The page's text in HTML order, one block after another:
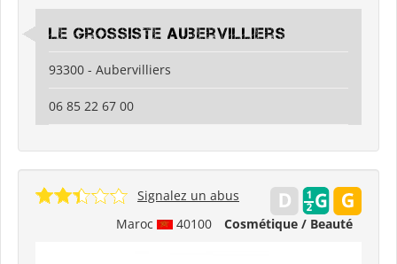
Le Grossiste Aubervilliers
93300 - Aubervilliers
06 85 22 67 00
Maroc 40100 Cosmétique / Beauté
Signalez un abus